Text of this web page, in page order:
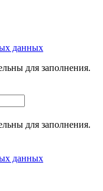
данных
для заполнения.
для заполнения.
данных